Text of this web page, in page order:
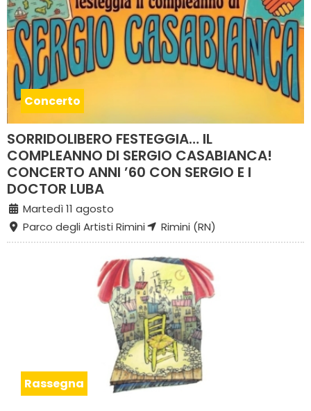
Concerto
SORRIDOLIBERO FESTEGGIA… IL
COMPLEANNO DI SERGIO CASABIANCA!
CONCERTO ANNI ’60 CON SERGIO E I
DOCTOR LUBA
Martedì 11 agosto
Parco degli Artisti Rimini
Rimini (RN)
Rassegna